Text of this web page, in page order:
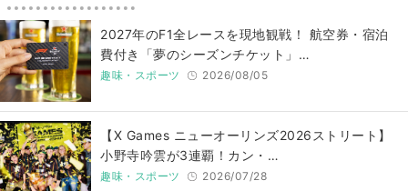
2027年のF1全レースを現地観戦！ 航空券・宿泊
費付き「夢のシーズンチケット」…
趣味・スポーツ 2026/08/05
【X Games ニューオーリンズ2026ストリート】
小野寺吟雲が3連覇！カン・…
趣味・スポーツ 2026/07/28